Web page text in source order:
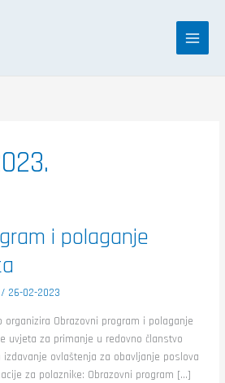
i polaganje
/ 26-02-2023
organizira Obrazovni program i polaganje
uvjeta za primanje u redovno članstvo
ovlaštenja za obavljanje poslova
za polaznike: Obrazovni program […]